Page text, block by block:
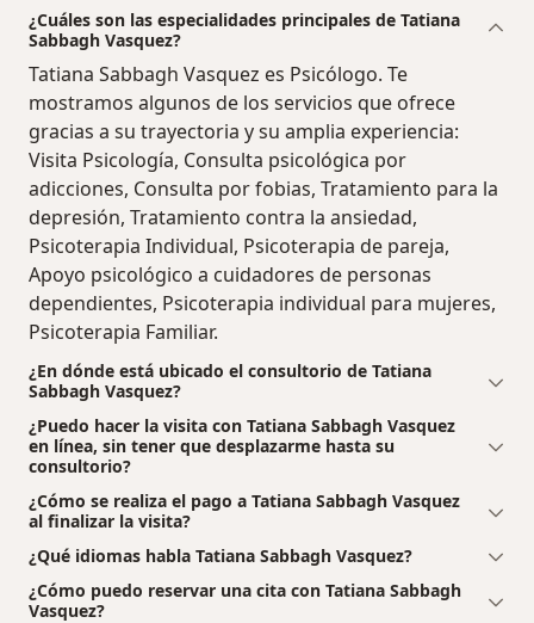
¿Cuáles son las especialidades principales de Tatiana
Sabbagh Vasquez?
Tatiana Sabbagh Vasquez es Psicólogo. Te
mostramos algunos de los servicios que ofrece
gracias a su trayectoria y su amplia experiencia:
Visita Psicología, Consulta psicológica por
adicciones, Consulta por fobias, Tratamiento para la
depresión, Tratamiento contra la ansiedad,
Psicoterapia Individual, Psicoterapia de pareja,
Apoyo psicológico a cuidadores de personas
dependientes, Psicoterapia individual para mujeres,
Psicoterapia Familiar.
¿En dónde está ubicado el consultorio de Tatiana
Sabbagh Vasquez?
¿Puedo hacer la visita con Tatiana Sabbagh Vasquez
en línea, sin tener que desplazarme hasta su
consultorio?
¿Cómo se realiza el pago a Tatiana Sabbagh Vasquez
al finalizar la visita?
¿Qué idiomas habla Tatiana Sabbagh Vasquez?
¿Cómo puedo reservar una cita con Tatiana Sabbagh
Vasquez?